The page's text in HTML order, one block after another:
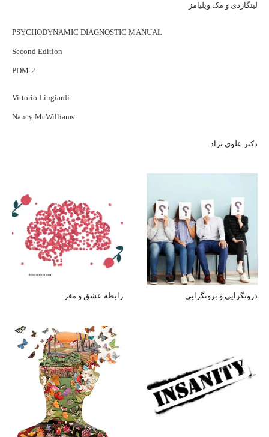
لینگاردی و مک ویلیامز
PSYCHODYNAMIC DIAGNOSTIC MANUAL
Second Edition
PDM-2
Vittorio Lingiardi
Nancy McWilliams
دکتر علوی نژاد
درونگرایی و برونگرایی رابطه عشق و مغز